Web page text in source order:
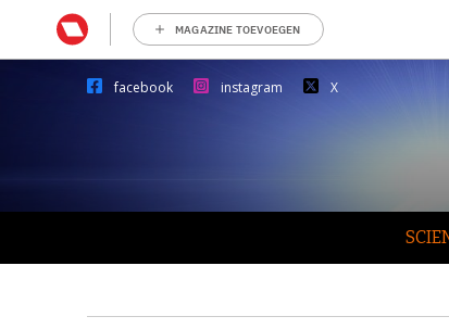
MAGAZINE TOEVOEGEN
facebook instagram X